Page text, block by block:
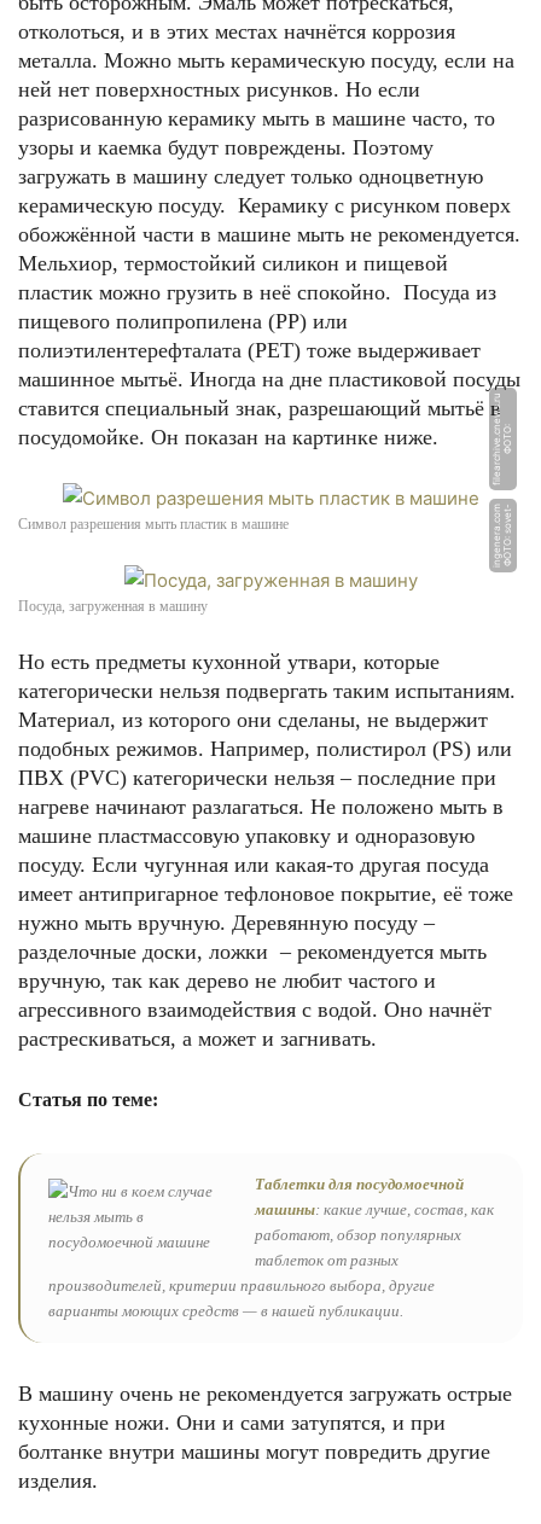
отколоться, и в этих местах начнётся коррозия
металла. Можно мыть керамическую посуду, если на
ней нет поверхностных рисунков. Но если
разрисованную керамику мыть в машине часто, то
узоры и каемка будут повреждены. Поэтому
загружать в машину следует только одноцветную
керамическую посуду. Керамику с рисунком поверх
обожжённой части в машине мыть не рекомендуется.
Мельхиор, термостойкий силикон и пищевой
пластик можно грузить в неё спокойно. Посуда из
пищевого полипропилена (РР) или
полиэтилентерефталата (РЕТ) тоже выдерживает
машинное мытьё. Иногда на дне пластиковой посуды
ставится специальный знак, разрешающий мытьё в
посудомойке. Он показан на картинке ниже.
Ф
О
Т
О:
fil
e
a
r
c
hi
v
e.
c
n
e
w
s.
r
u
Символ разрешения мыть пластик в машине Ф
О
Т
О:
s
o
v
e
t
-
i
n
g
e
n
e
r
a.
c
o
m
Посуда, загруженная в машину
Но есть предметы кухонной утвари, которые
категорически нельзя подвергать таким испытаниям.
Материал, из которого они сделаны, не выдержит
подобных режимов. Например, полистирол (PS) или
ПВХ (PVC) категорически нельзя – последние при
нагреве начинают разлагаться. Не положено мыть в
машине пластмассовую упаковку и одноразовую
посуду. Если чугунная или какая-то другая посуда
имеет антипригарное тефлоновое покрытие, её тоже
нужно мыть вручную. Деревянную посуду –
разделочные доски, ложки – рекомендуется мыть
вручную, так как дерево не любит частого и
агрессивного взаимодействия с водой. Оно начнёт
растрескиваться, а может и загнивать.
Статья по теме:
Таблетки для посудомоечной
машины: какие лучше, состав, как
работают, обзор популярных
таблеток от разных
производителей, критерии правильного выбора, другие
варианты моющих средств — в нашей публикации.
В машину очень не рекомендуется загружать острые
кухонные ножи. Они и сами затупятся, и при
болтанке внутри машины могут повредить другие
изделия.